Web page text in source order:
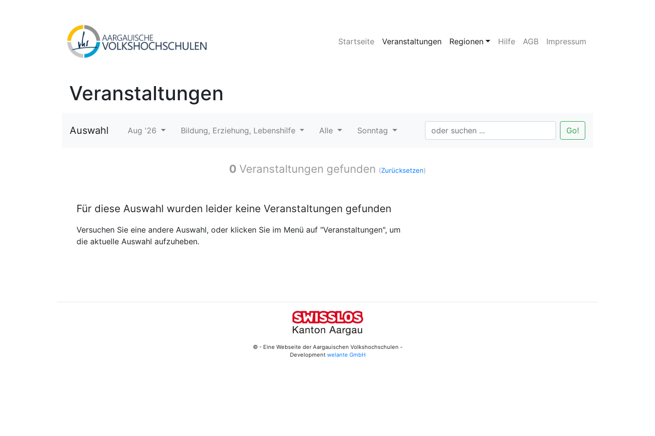
Startseite Veranstaltungen Regionen Hilfe AGB Impressum
Veranstaltungen
Auswahl Aug '26 Bildung, Erziehung, Lebenshilfe Alle Sonntag Go!
0 Veranstaltungen gefunden (Zurücksetzen)
Für diese Auswahl wurden leider keine Veranstaltungen gefunden
Versuchen Sie eine andere Auswahl, oder klicken Sie im Menü auf "Veranstaltungen", um
die aktuelle Auswahl aufzuheben.
© - Eine Webseite der Aargauischen Volkshochschulen -
Development welante GmbH